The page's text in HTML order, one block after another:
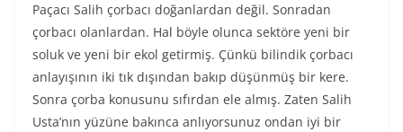
Paçacı Salih çorbacı doğanlardan değil. Sonradan
çorbacı olanlardan. Hal böyle olunca sektöre yeni bir
soluk ve yeni bir ekol getirmiş. Çünkü bilindik çorbacı
anlayışının iki tık dışından bakıp düşünmüş bir kere.
Sonra çorba konusunu sıfırdan ele almış. Zaten Salih
Usta’nın yüzüne bakınca anlıyorsunuz ondan iyi bir